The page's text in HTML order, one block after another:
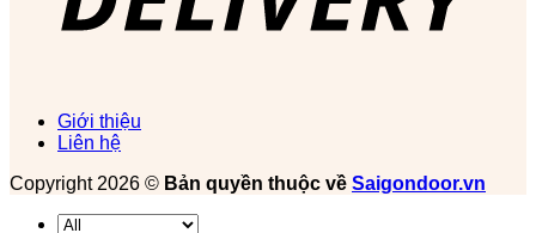
Giới thiệu
Liên hệ
Copyright 2026 © Bản quyền thuộc về Saigondoor.vn